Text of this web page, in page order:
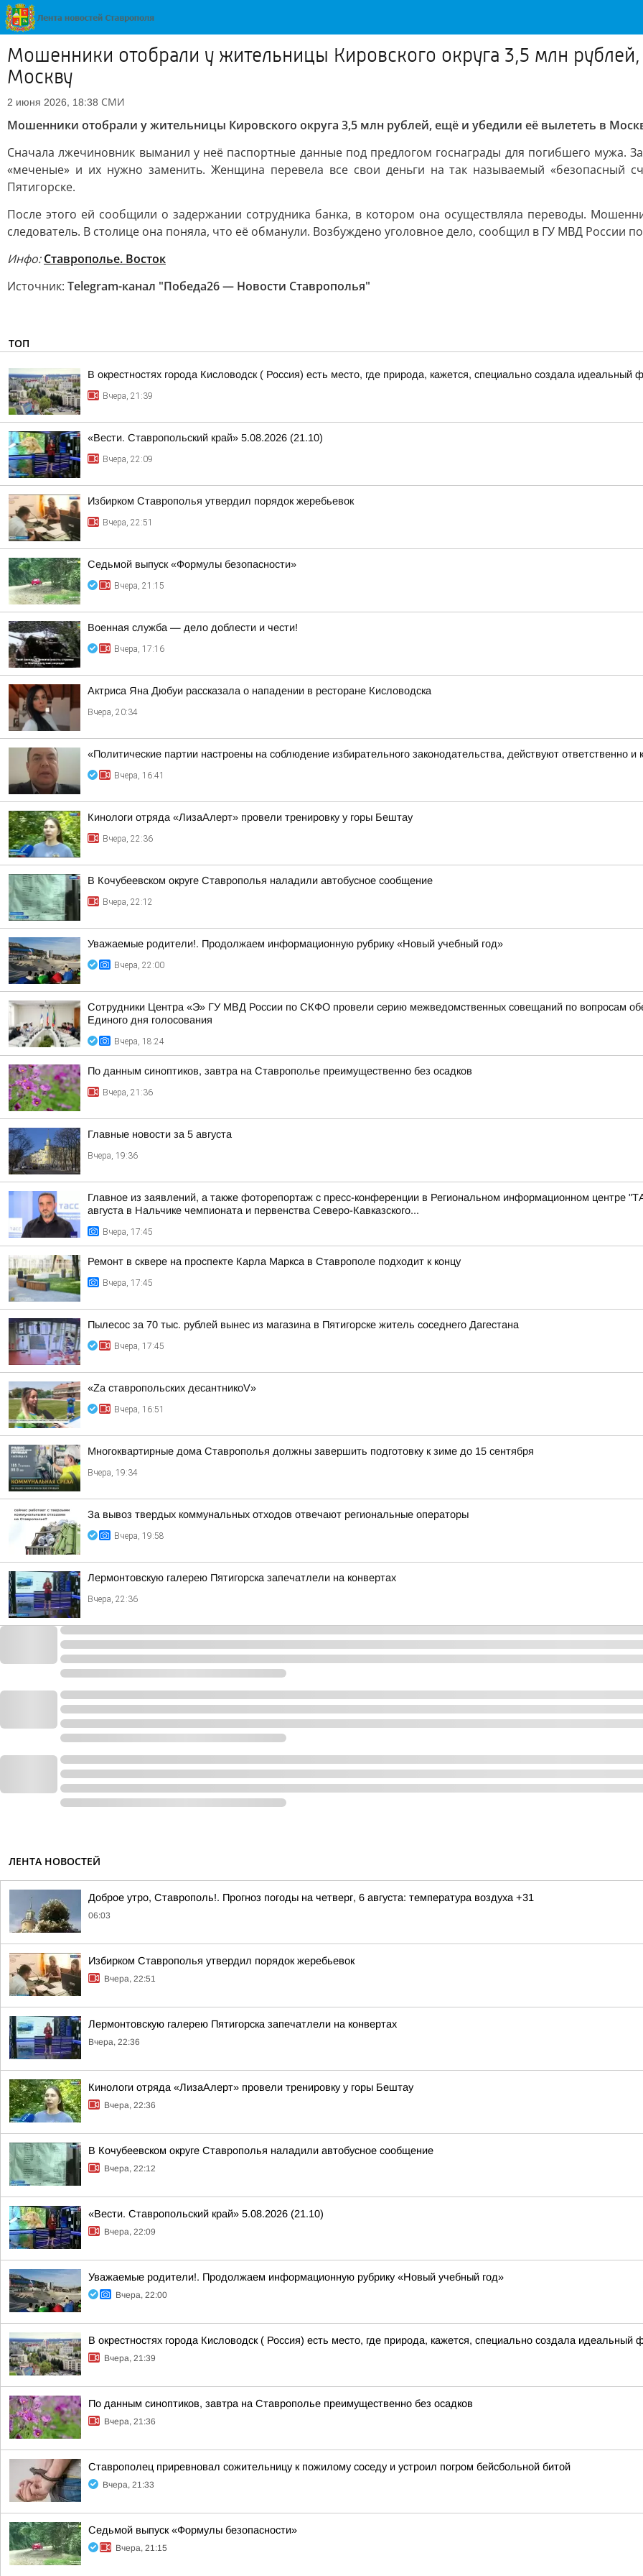
Мошенники отобрали у жительницы Кировского округа 3,5 млн
Москву
2 июня 2026, 18:38 СМИ
Мошенники отобрали у жительницы Кировского округа 3,5 млн рублей, ещё и убедили её вылететь в
Сначала лжечиновник выманил у неё паспортные данные под предлогом госнаграды для погибшего мужа.
«меченые» и их нужно заменить. Женщина перевела все свои деньги на так называемый «безопасный
Пятигорске.
После этого ей сообщили о задержании сотрудника банка, в котором она осуществляла переводы.
следователь. В столице она поняла, что её обманули. Возбуждено уголовное дело, сообщил в ГУ МВД России
Инфо:Ставрополье. Восток
Источник: Telegram-канал "Победа26 — Новости Ставрополья"
ТОП
В окрестностях города Кисловодск ( Россия) есть место, где природа, кажется, специально создала
Вчера, 21:39
«Вести. Ставропольский край» 5.08.2026 (21.10)
Вчера, 22:09
Избирком Ставрополья утвердил порядок жеребьевок
Вчера, 22:51
Седьмой выпуск «Формулы безопасности»
Вчера, 21:15
Военная служба — дело доблести и чести!
Вчера, 17:16
Актриса Яна Дюбуи рассказала о нападении в ресторане Кисловодска
Вчера, 20:34
«Политические партии настроены на соблюдение избирательного законодательства, действуют ответственно и
Вчера, 16:41
Кинологи отряда «ЛизаАлерт» провели тренировку у горы Бештау
Вчера, 22:36
В Кочубеевском округе Ставрополья наладили автобусное сообщение
Вчера, 22:12
Уважаемые родители!. Продолжаем информационную рубрику «Новый учебный год»
Вчера, 22:00
Сотрудники Центра «Э» ГУ МВД России по СКФО провели серию межведомственных совещаний по вопросам
Единого дня голосования
Вчера, 18:24
По данным синоптиков, завтра на Ставрополье преимущественно без осадков
Вчера, 21:36
Главные новости за 5 августа
Вчера, 19:36
Главное из заявлений, а также фоторепортаж с пресс-конференции в Региональном информационном центре
августа в Нальчике чемпионата и первенства Северо-Кавказского...
Вчера, 17:45
Ремонт в сквере на проспекте Карла Маркса в Ставрополе подходит к концу
Вчера, 17:45
Пылесос за 70 тыс. рублей вынес из магазина в Пятигорске житель соседнего Дагестана
Вчера, 17:45
«Zа ставропольских десантникоV»
Вчера, 16:51
Многоквартирные дома Ставрополья должны завершить подготовку к зиме до 15 сентября
Вчера, 19:34
За вывоз твердых коммунальных отходов отвечают региональные операторы
Вчера, 19:58
Лермонтовскую галерею Пятигорска запечатлели на конвертах
Вчера, 22:36
ЛЕНТА НОВОСТЕЙ
Доброе утро, Ставрополь!. Прогноз погоды на четверг, 6 августа: температура воздуха +31
06:03
Избирком Ставрополья утвердил порядок жеребьевок
Вчера, 22:51
Лермонтовскую галерею Пятигорска запечатлели на конвертах
Вчера, 22:36
Кинологи отряда «ЛизаАлерт» провели тренировку у горы Бештау
Вчера, 22:36
В Кочубеевском округе Ставрополья наладили автобусное сообщение
Вчера, 22:12
«Вести. Ставропольский край» 5.08.2026 (21.10)
Вчера, 22:09
Уважаемые родители!. Продолжаем информационную рубрику «Новый учебный год»
Вчера, 22:00
В окрестностях города Кисловодск ( Россия) есть место, где природа, кажется, специально создала
Вчера, 21:39
По данным синоптиков, завтра на Ставрополье преимущественно без осадков
Вчера, 21:36
Ставрополец приревновал сожительницу к пожилому соседу и устроил погром бейсбольной битой
Вчера, 21:33
Седьмой выпуск «Формулы безопасности»
Вчера, 21:15